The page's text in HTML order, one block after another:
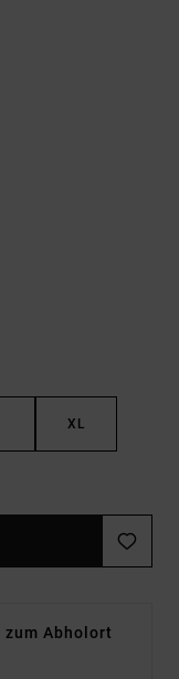
XL
zum Abholort